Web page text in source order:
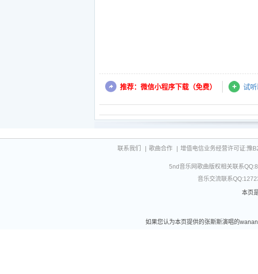
推荐：微信小程序下载（免费） 试
联系我们 歌曲合作 增值电信业务经营许可证:豫
5nd音乐网歌曲版权相关联系
音乐交流联系
本页
如果您认为本页提供的张斯斯演唱的